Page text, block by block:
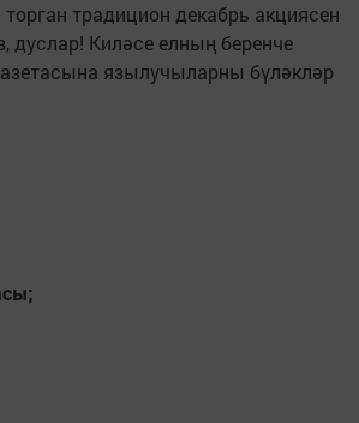
традицион декабрь акциясен
дуслар! Киләсе елның беренче
язылучыларны бүләкләр